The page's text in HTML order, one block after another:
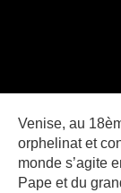
Venise, au
orphelinat et
monde s’agite
Pape et du